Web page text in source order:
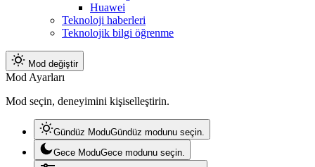
Huawei
Teknoloji haberleri
Teknolojik bilgi öğrenme
Mod değiştir
Mod Ayarları
Mod seçin, deneyimini kişiselleştirin.
Gündüz ModuGündüz modunu seçin.
Gece ModuGece modunu seçin.